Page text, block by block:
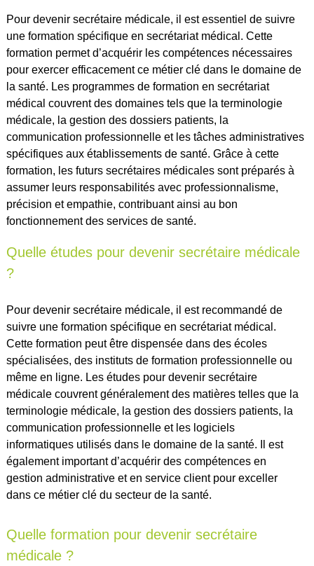
Pour devenir secrétaire médicale, il est essentiel de suivre
une formation spécifique en secrétariat médical. Cette
formation permet d’acquérir les compétences nécessaires
pour exercer efficacement ce métier clé dans le domaine de
la santé. Les programmes de formation en secrétariat
médical couvrent des domaines tels que la terminologie
médicale, la gestion des dossiers patients, la
communication professionnelle et les tâches administratives
spécifiques aux établissements de santé. Grâce à cette
formation, les futurs secrétaires médicales sont préparés à
assumer leurs responsabilités avec professionnalisme,
précision et empathie, contribuant ainsi au bon
fonctionnement des services de santé.
Quelle études pour devenir secrétaire médicale
?
Pour devenir secrétaire médicale, il est recommandé de
suivre une formation spécifique en secrétariat médical.
Cette formation peut être dispensée dans des écoles
spécialisées, des instituts de formation professionnelle ou
même en ligne. Les études pour devenir secrétaire
médicale couvrent généralement des matières telles que la
terminologie médicale, la gestion des dossiers patients, la
communication professionnelle et les logiciels
informatiques utilisés dans le domaine de la santé. Il est
également important d’acquérir des compétences en
gestion administrative et en service client pour exceller
dans ce métier clé du secteur de la santé.
Quelle formation pour devenir secrétaire
médicale ?